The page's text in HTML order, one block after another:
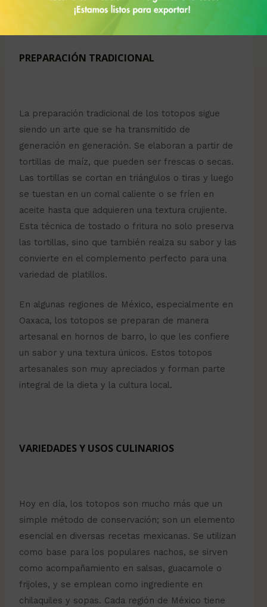
versátil y popular en la cocina mexicana moderna.
PREPARACIÓN TRADICIONAL
La preparación tradicional de los totopos sigue
siendo un arte que se ha transmitido de
generación en generación. Se elaboran a partir de
tortillas de maíz, que pueden ser frescas o secas.
Las tortillas se cortan en triángulos o tiras y luego
se tuestan en un comal caliente o se fríen en
aceite hasta que adquieren una textura crujiente.
Esta técnica de tostado o fritura no solo preserva
las tortillas, sino que también realza su sabor y las
convierte en el complemento perfecto para una
variedad de platillos.
En algunas regiones de México, especialmente en
Oaxaca, los totopos se preparan de manera
artesanal en hornos de barro, lo que les confiere
un sabor y una textura únicos. Estos totopos
artesanales son muy apreciados y forman parte
integral de la dieta y la cultura local.
VARIEDADES Y USOS CULINARIOS
Hoy en día, los totopos son mucho más que un
simple método de conservación; son un elemento
esencial en diversas recetas mexicanas. Se utilizan
como base para los populares nachos, se sirven
como acompañamiento en salsas, guacamole o
frijoles, y se emplean como ingrediente en
chilaquiles y sopas. Cada región de México tiene